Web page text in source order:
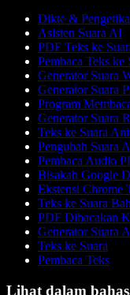
Dikte &
Asisten Suara AI
PDF Teks ke
Pembaca Teks ke
Generator Suara
Generator Suara
Program
Generator Suara
Teks ke Suara
Pengubah Suara
Pembaca Audio
Bisakah Google
Ekstensi Chrome
Teks ke Suara
PDF Dibacakan
Generator Suara
Teks ke Suara
Pembaca Teks
Lihat dalam